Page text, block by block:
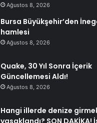
Ağustos 8, 2026
Bursa Büyükşehir’den
hamlesi
Ağustos 8, 2026
Quake, 30 Yıl Sonra İçerik
Güncellemesi Aldı!
Ağustos 8, 2026
Hangi illerde denize
yasaklandı? SON DAKİKA!